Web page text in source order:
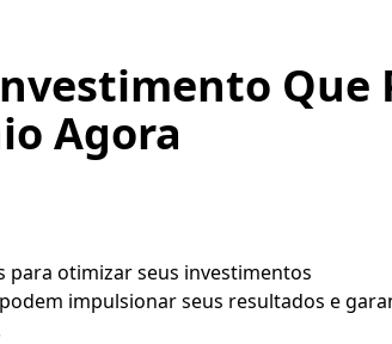
Que
Agora
para otimizar seus investimentos
impulsionar seus resultados e